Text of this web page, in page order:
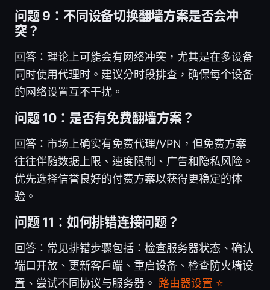
问题 9：不同设备切换翻墙方案是否会冲
突？
回答：理论上可能会有网络冲突，尤其是在多设备
同时使用代理时。建议分时段排查，确保每个设备
的网络设置互不干扰。
问题 10：是否有免费翻墙方案？
回答：市场上确实有免费代理/VPN，但免费方案
往往伴随数据上限、速度限制、广告和隐私风险。
优先选择信誉良好的付费方案以获得更稳定的体
验。
问题 11：如何排错连接问题？
回答：常见排错步骤包括：检查服务器状态、确认
端口开放、更新客户端、重启设备、检查防火墙设
置、尝试不同协议与服务器。 路由器设置 ⭐